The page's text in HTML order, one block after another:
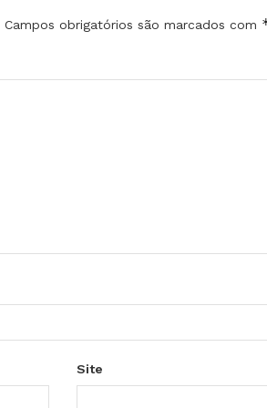
Campos obrigatórios são marcados com
Site